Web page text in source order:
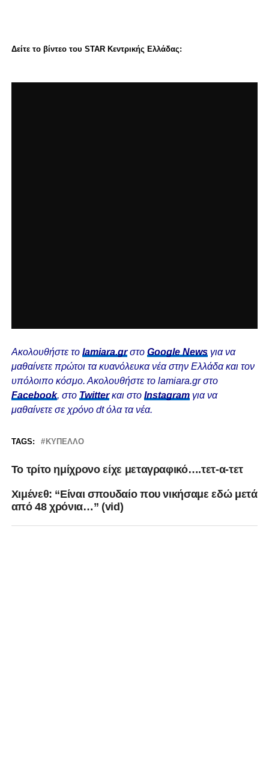
Δείτε το βίντεο του STAR Kεντρικής Ελλάδας:
Ακολουθήστε το lamiara.grστο Google Newsγια να
μαθαίνετε πρώτοι τα κυανόλευκα νέα στην Ελλάδα και τον
υπόλοιπο κόσμο. Ακολουθήστε το lamiara.gr στο
Facebook, στο Twitterκαι στο Instagram για να
μαθαίνετε σε χρόνο dt όλα τα νέα.
TAGS: ΚΎΠΕΛΛΟ
Το τρίτο ημίχρονο είχε μεταγραφικό….τετ-α-τετ
Χιμένεθ: “Είναι σπουδαίο που νικήσαμε εδώ μετά
από 48 χρόνια…” (vid)